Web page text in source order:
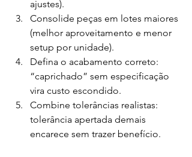
ajustes).
Consolide peças em lotes maiores
(melhor aproveitamento e menor
setup por unidade).
Defina o acabamento correto:
“caprichado” sem especificação
vira custo escondido.
Combine tolerâncias realistas:
tolerância apertada demais
encarece sem trazer benefício.